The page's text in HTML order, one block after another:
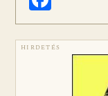
HIRDETÉS